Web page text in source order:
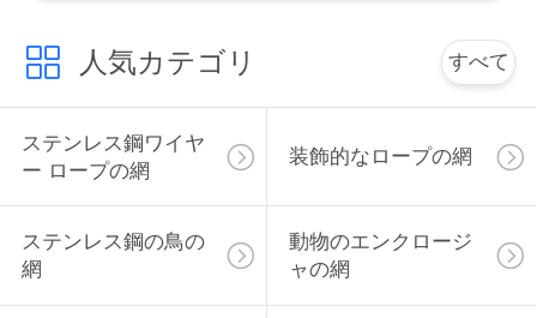
い
地
図
PRIVACY
人気カテゴリ すべて
ステンレス鋼ワイヤ
ー ロープの網
装飾的なロープの網
ステンレス鋼の鳥の
網
動物のエンクロージ
ャの網